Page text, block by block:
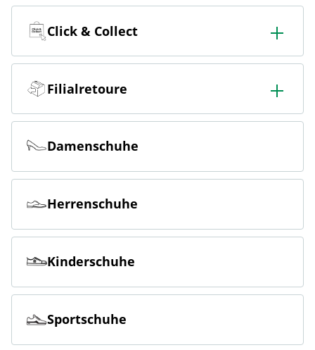
In der Filiale bestellen & in die Filiale oder nach Hause
liefern lassen.
Click & Collect
Online bestellen & kostenlos hier in der Filiale abholen
Filialretoure
Online bestellen & kostenlos in der Filiale zurückgeben
Damenschuhe
Herrenschuhe
Kinderschuhe
Sportschuhe